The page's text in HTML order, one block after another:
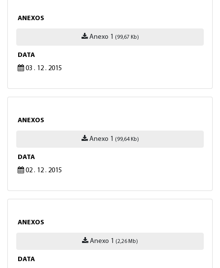
ANEXOS
Anexo 1 (99,67 Kb)
DATA
03 . 12 . 2015
ANEXOS
Anexo 1 (99,64 Kb)
DATA
02 . 12 . 2015
ANEXOS
Anexo 1 (2,26 Mb)
DATA